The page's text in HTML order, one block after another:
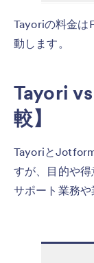
Tayoriの料金は
動します。
Tayori
較】
Tayoriと
すが、目的や得
サポート業務や